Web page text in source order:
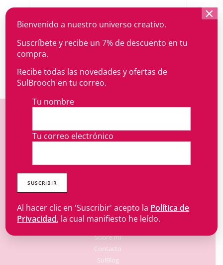
a mano es un acto de amor propio.
Información
Sobre mí
Contacto
SulBlog
Bienvenido a nuestro universo creativo.
Suscríbete y recibe un 7% de descuento en tu
compra.
Recibe todas las novedades y ofertas de
SulBrooch en tu correo.
Tu nombre
Tu correo electrónico
Al hacer clic en 'Suscribir' acepto la Política de
Privacidad, la cual manifiesto he leído.
×